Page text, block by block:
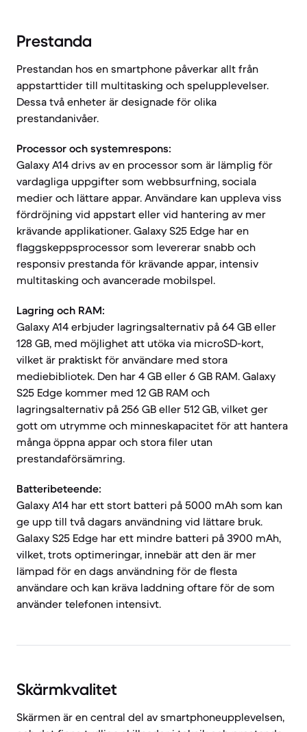
Prestanda
Prestandan hos en smartphone påverkar allt från
appstarttider till multitasking och spelupplevelser.
Dessa två enheter är designade för olika
prestandanivåer.
Processor och systemrespons:
Galaxy A14 drivs av en processor som är lämplig för
vardagliga uppgifter som webbsurfning, sociala
medier och lättare appar. Användare kan uppleva viss
fördröjning vid appstart eller vid hantering av mer
krävande applikationer. Galaxy S25 Edge har en
flaggskeppsprocessor som levererar snabb och
responsiv prestanda för krävande appar, intensiv
multitasking och avancerade mobilspel.
Lagring och RAM:
Galaxy A14 erbjuder lagringsalternativ på 64 GB eller
128 GB, med möjlighet att utöka via microSD-kort,
vilket är praktiskt för användare med stora
mediebibliotek. Den har 4 GB eller 6 GB RAM. Galaxy
S25 Edge kommer med 12 GB RAM och
lagringsalternativ på 256 GB eller 512 GB, vilket ger
gott om utrymme och minneskapacitet för att hantera
många öppna appar och stora filer utan
prestandaförsämring.
Batteribeteende:
Galaxy A14 har ett stort batteri på 5000 mAh som kan
ge upp till två dagars användning vid lättare bruk.
Galaxy S25 Edge har ett mindre batteri på 3900 mAh,
vilket, trots optimeringar, innebär att den är mer
lämpad för en dags användning för de flesta
användare och kan kräva laddning oftare för de som
använder telefonen intensivt.
Skärmkvalitet
Skärmen är en central del av smartphoneupplevelsen,